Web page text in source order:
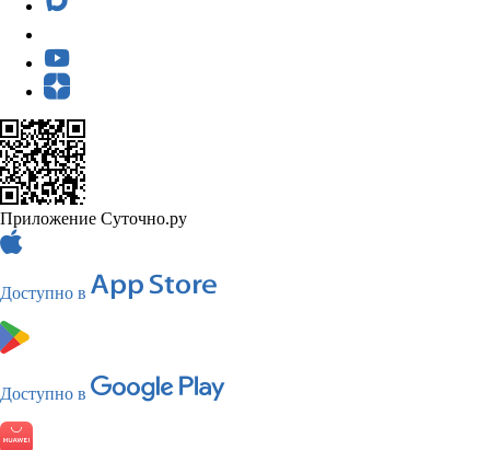
Приложение Суточно.ру
Доступно в
Доступно в